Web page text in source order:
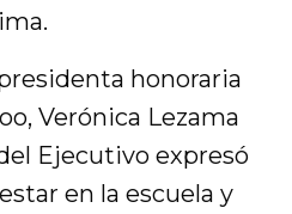
honoraria
Verónica Lezama
Ejecutivo expresó
en la escuela y